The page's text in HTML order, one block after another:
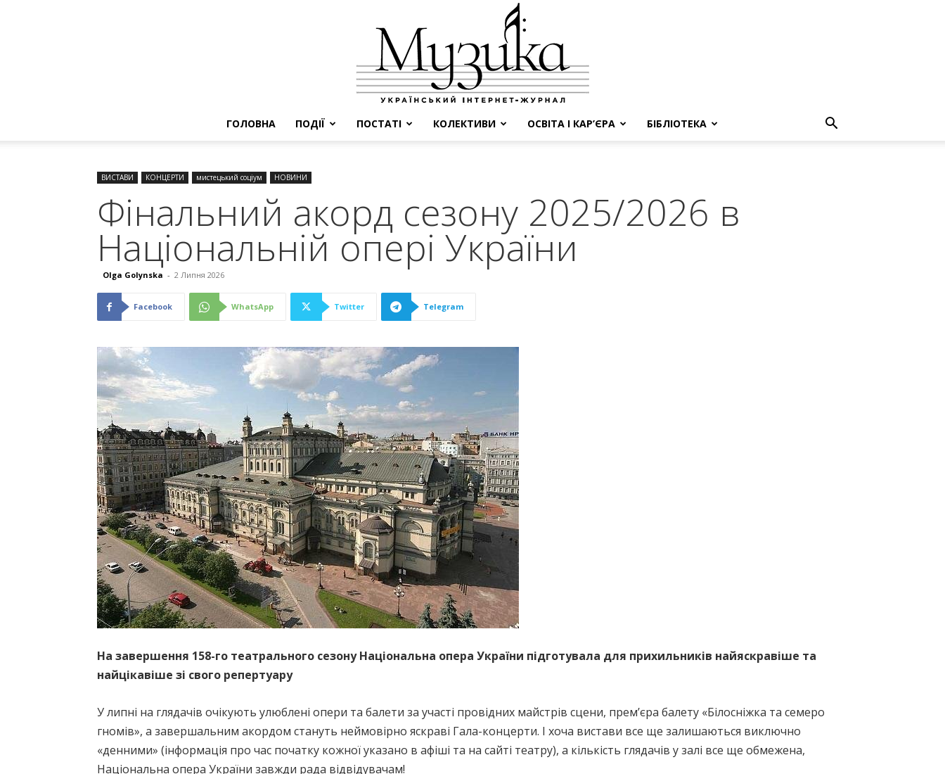
ГОЛОВНА ПОДІЇ ПОСТАТІ КОЛЕКТИВИ ОСВІТА І КАР’ЄРА БІБЛІОТЕКА
ВИСТАВИ КОНЦЕРТИ мистецький соціум НОВИНИ
Фінальний акорд сезону 2025/2026 в
Національній опері України
Olga Golynska - 2 Липня 2026
Facebook WhatsApp Twitter Telegram
На завершення 158-го театрального сезону Національна опера України підготувала для прихильників найяскравіше та
найцікавіше зі свого репертуару
У липні на глядачів очікують улюблені опери та балети за участі провідних майстрів сцени, прем’єра балету «Білосніжка та семеро
гномів», а завершальним акордом стануть неймовірно яскраві Гала-концерти. І хоча вистави все ще залишаються виключно
«денними» (інформація про час початку кожної указано в афіші та на сайті театру), а кількість глядачів у залі все ще обмежена,
Національна опера України завжди рада відвідувачам!